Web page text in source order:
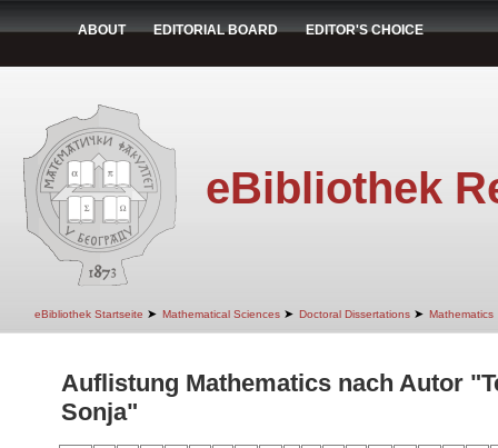
ABOUT EDITORIAL BOARD EDITOR'S CHOICE
eBibliothek
eBibliothek Startseite ➤ Mathematical Sciences ➤ Doctoral Dissertations ➤ Mathematics
Auflistung Mathematics nach Autor
Sonja"